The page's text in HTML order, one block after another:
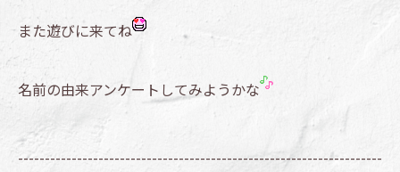
また遊びに来てね
名前の由来アンケートしてみようかな
--------------------------------------------------------------------